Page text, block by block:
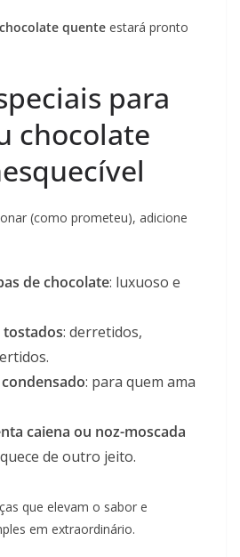
chocolate quente estará pronto
para
chocolate
(como prometeu), adicione
de chocolate: luxuoso e
: derretidos,
: para quem ama
caiena ou noz-moscada
de outro jeito.
que elevam o sabor e
em extraordinário.